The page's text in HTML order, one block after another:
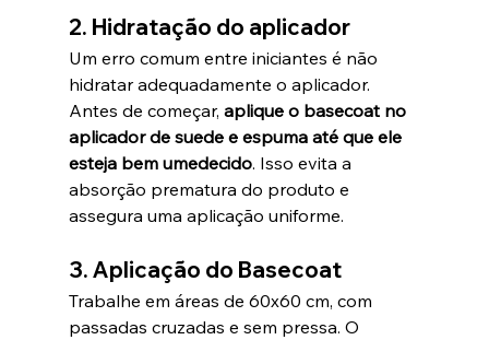
2. Hidratação do aplicador
Um erro comum entre iniciantes é não
hidratar adequadamente o aplicador.
Antes de começar, aplique o basecoat no
aplicador de suede e espuma até que ele
esteja bem umedecido. Isso evita a
absorção prematura do produto e
assegura uma aplicação uniforme.
3. Aplicação do Basecoat
Trabalhe em áreas de 60x60 cm, com
passadas cruzadas e sem pressa. O